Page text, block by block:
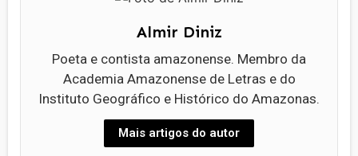
Almir Diniz
Poeta e contista amazonense. Membro da
Academia Amazonense de Letras e do
Instituto Geográfico e Histórico do Amazonas.
Mais artigos do autor